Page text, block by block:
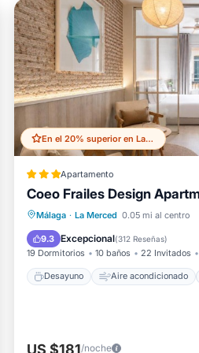
un vecindario amigable, y
Apartamento en La Merced,
obtener más información.
En el 20% superior en La Merced
Apartamento
Coeo Frailes Design
Málaga · La Merced 0.05 mi al centro
9.3 Excepcional(312 Reseñas)
19 Dormitorios 10 baños 22 Invitados
Desayuno Aire acondicionado
Desayuno
Aire
Internet
Apto para
/noche